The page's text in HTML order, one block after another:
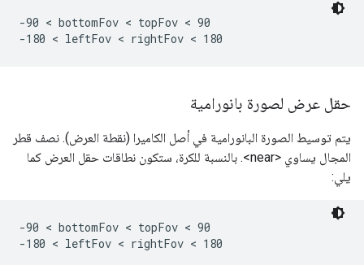
-90 < bottomFov < topFov < 90
-180 < leftFov < rightFov < 180
حقل عرض لصورة بانورامية
يتم توسيط الصورة البانورامية في أصل الكاميرا (نقطة العرض). نصف قطر
المجال يساوي <near>. بالنسبة للكرة، ستكون نطاقات حقل العرض كما
يلي:
-90 < bottomFov < topFov < 90
-180 < leftFov < rightFov < 180